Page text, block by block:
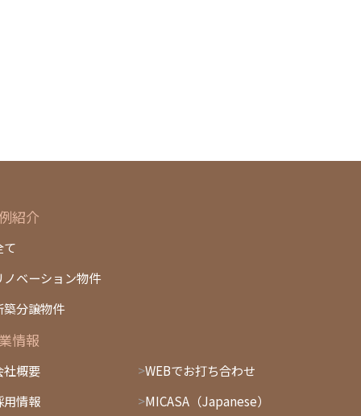
紹介
て
ノベーション物件
築分譲物件
情報
社概要
用情報
WEBでお打ち合わせ
MICASA（Japanese）